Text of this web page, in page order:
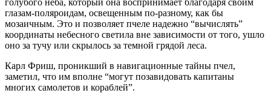
голубого неба, который она воспринимает благодаря своим
глазам-поляроидам, освещенным по-разному, как бы
мозаичным. Это и позволяет пчеле надежно “вычислять”
координаты небесного светила вне зависимости от того, ушло
оно за тучу или скрылось за темной грядой леса.
Карл Фриш, проникший в навигационные тайны пчел,
заметил, что им вполне “могут позавидовать капитаны
многих самолетов и кораблей”.